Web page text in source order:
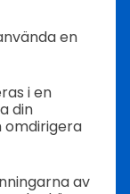
en
i en
din
omdirigera
av